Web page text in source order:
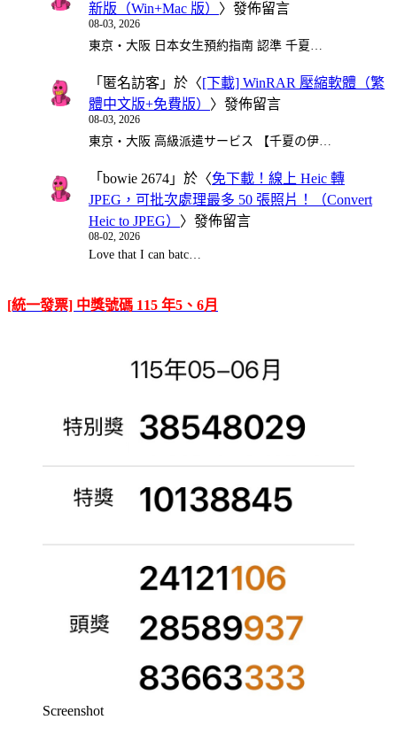
新版（Win+Mac 版） 〉發佈留言
08-03, 2026
東京・大阪 日本女生預約指南 認準 千夏…
「 匿名訪客 」於〈[下載] WinRAR 壓縮軟體（繁
體中文版+免費版） 〉發佈留言
08-03, 2026
東京・大阪 高級派遣サービス 【千夏の伊…
「 bowie 2674 」於〈免下載！線上 Heic 轉
JPEG，可批次處理最多 50 張照片！（Convert
Heic to JPEG） 〉發佈留言
08-02, 2026
Love that I can batc…
[統一發票] 中獎號碼 115 年5、6月
Screenshot